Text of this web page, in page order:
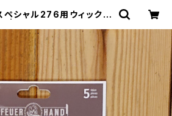
ペシャル276用ウィック 5